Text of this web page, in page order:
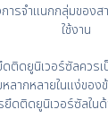
ารจำแนกกลุ่มของ
ใช้งาน
ดยูนิเวอร์ซัลควรเ
ากหลายในแง่ของ
ดติดยูนิเวอร์ซัลใน